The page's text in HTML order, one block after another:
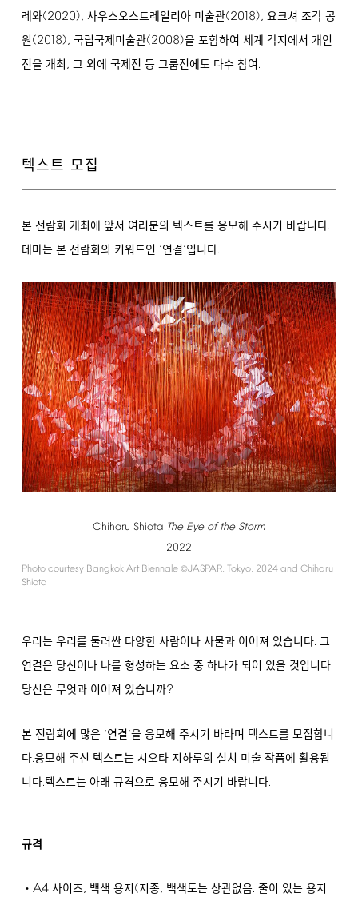
레와(2020), 사우스오스트레일리아 미술관(2018), 요크셔 조각 공
원(2018), 국립국제미술관(2008)을 포함하여 세계 각지에서 개인
전을 개최 , 그 외에 국제전 등 그룹전에도 다수 참여 .
텍스트 모집
본 전람회 개최에 앞서 여러분의 텍스트를 응모해 주시기 바랍니다.
테마는 본 전람회의 키워드인 ‘연결’입니다.
Chiharu Shiota The Eye of the Storm
2022
Photo courtesy Bangkok Art Biennale©JASPAR, Tokyo, 2024 and Chiharu
Shiota
우리는 우리를 둘러싼 다양한 사람이나 사물과 이어져 있습니다. 그
연결은 당신이나 나를 형성하는 요소 중 하나가 되어 있을 것입니다.
당신은 무엇과 이어져 있습니까?
본 전람회에 많은 ‘연결’을 응모해 주시기 바라며 텍스트를 모집합니
다.응모해 주신 텍스트는 시오타 지하루의 설치 미술 작품에 활용됩
니다.텍스트는 아래 규격으로 응모해 주시기 바랍니다.
규격
・ A4사이즈, 백색 용지 (지종, 백색도는 상관없음. 줄이 있는 용지